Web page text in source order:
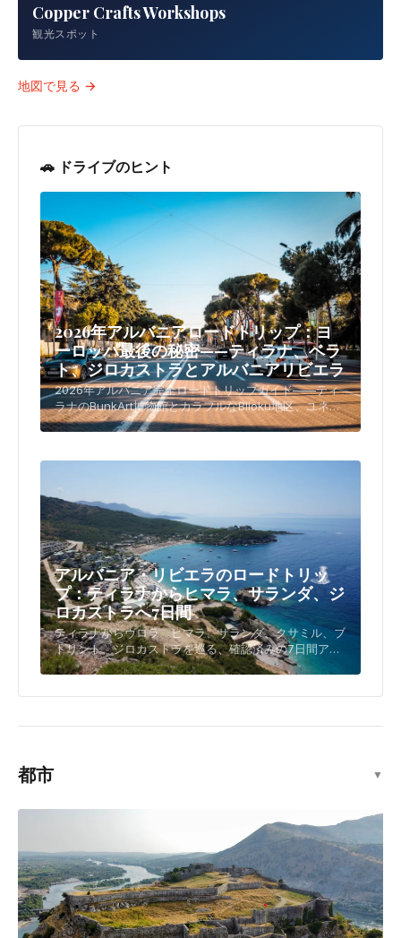
Copper Crafts Workshops
観光スポット
地図で見る →
🚗 ドライブのヒント
2026年アルバニアロードトリップ：ヨ
ーロッパ最後の秘密——ティラナ、ベラ
ト、ジロカストラとアルバニアリビエラ
2026年アルバニア完全ロードトリップガイド——ティ
ラナのBunkArt博物館とカラフルなBlloku地区、ユネス
コ山頂の町ベラトとジロカストラ、手付かずのアルバニ
アルバニア・リビエラのロードトリッ
プ：ティラナからヒマラ、サランダ、ジ
ロカストラへ7日間
ティラナからヴロラ、ヒマラ、サランダ、クサミル、ブ
トリント、ジロカストラを巡る、確認済みの7日間アル
バニア・リビエラ・ロードトリップ。運転メモ、予算、
都市 ▼